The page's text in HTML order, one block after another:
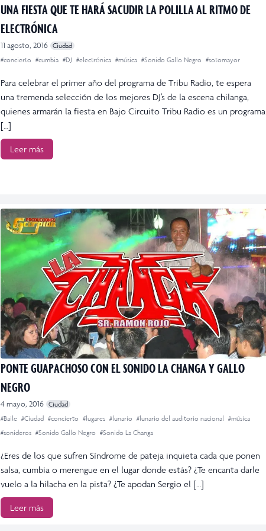
UNA FIESTA QUE TE HARÁ SACUDIR LA POLILLA AL RITMO DE
ELECTRÓNICA
11 agosto, 2016 Ciudad
#concierto #cumbia #DJ #electrónica #música #Sonido Gallo Negro #sotomayor
Para celebrar el primer año del programa de Tribu Radio, te espera
una tremenda selección de los mejores DJ’s de la escena chilanga,
quienes armarán la fiesta en Bajo Circuito Tribu Radio es un programa
[…]
Leer más
PONTE GUAPACHOSO CON EL SONIDO LA CHANGA Y GALLO
NEGRO
4 mayo, 2016 Ciudad
#Baile #Ciudad #concierto #lugares #lunario #lunario del auditorio nacional #música
#sonideros #Sonido Gallo Negro #Sonido La Changa
¿Eres de los que sufren Síndrome de pateja inquieta cada que ponen
salsa, cumbia o merengue en el lugar donde estás? ¿Te encanta darle
vuelo a la hilacha en la pista? ¿Te apodan Sergio el […]
Leer más